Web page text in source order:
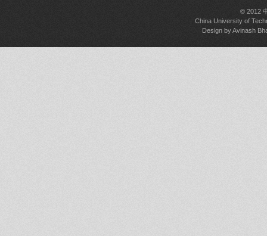
© 2012
China University of
Design byAvinash